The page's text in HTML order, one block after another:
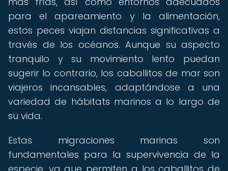
para el apareamiento y la alimentación,
estos peces viajan distancias significativas a
través de los océanos. Aunque su aspecto
tranquilo y su movimiento lento puedan
sugerir lo contrario, los caballitos de mar son
viajeros incansables, adaptándose a una
variedad de hábitats marinos a lo largo de
su vida.
Estas migraciones marinas son
fundamentales para la supervivencia de la